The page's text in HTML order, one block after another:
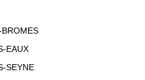
EAUX
SEYNE